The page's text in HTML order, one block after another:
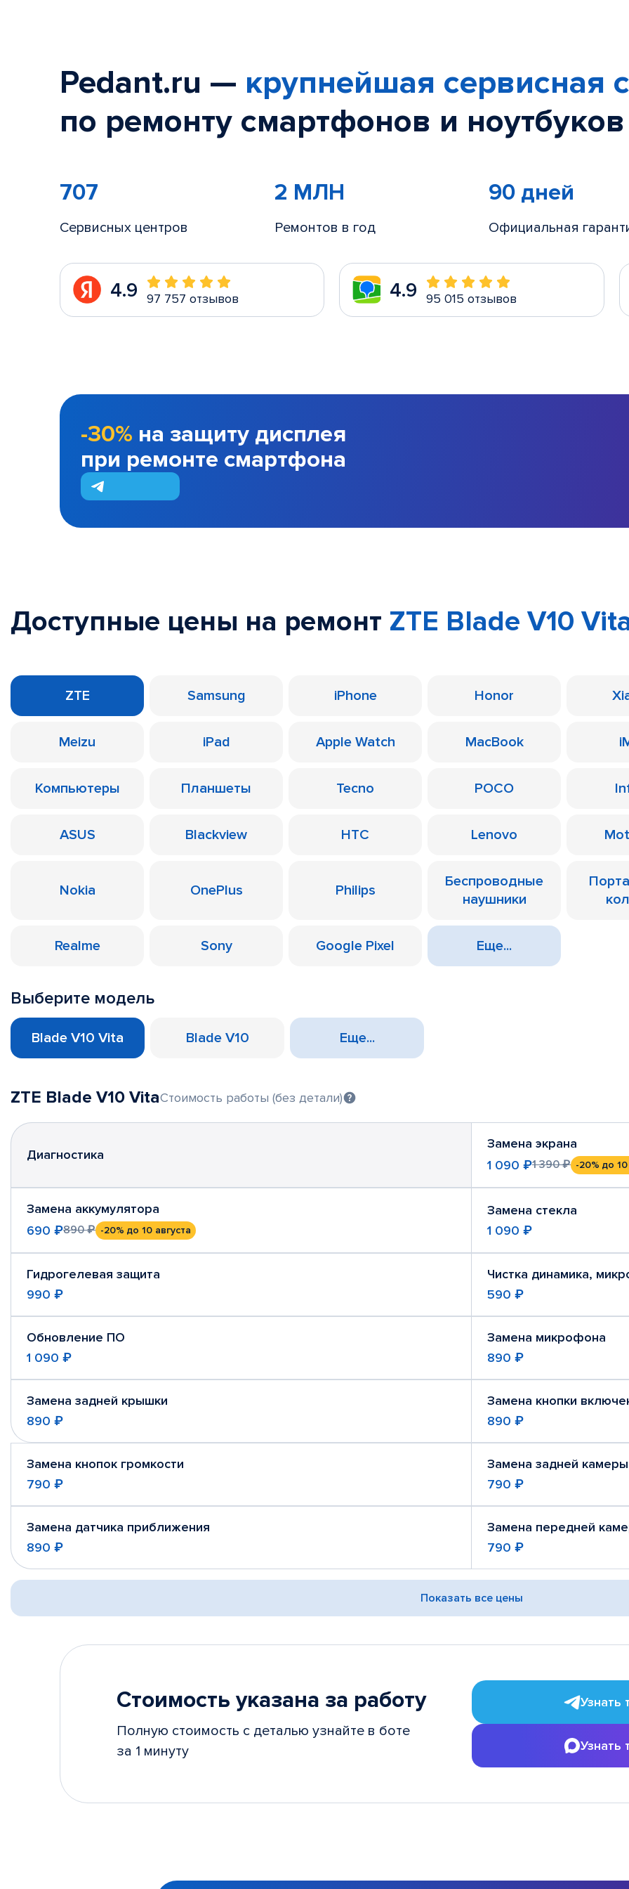
Pedant.ru — крупнейшая сервисная
по ремонту смартфонов и
707
Сервисных центров
2 МЛН
Ремонтов в год
90 дней
Официальная
4.9 97 757 отзывов 4.9 95 015 отзывов
-30% на защиту дисплея
при ремонте смартфона
Доступные цены на ремонт ZTE Blade V10
ZTE Samsung iPhone Honor
Meizu iPad Apple Watch MacBook
Компьютеры Планшеты Tecno POCO
ASUS Blackview HTC Lenovo
Nokia OnePlus Philips
Беспроводные
наушники
Realme Sony Google Pixel Еще...
Выберите модель
Blade V10 Vita Blade V10 Еще...
ZTE Blade V10 VitaСтоимость работы (без детали)
Диагностика
Замена экрана
1 090 ₽1 390 ₽ -20% до 10
Замена аккумулятора
690 ₽890 ₽ -20% до 10 августа
Замена стекла
1 090 ₽
Гидрогелевая защита
990 ₽
Чистка динамика,
590 ₽
Обновление ПО
1 090 ₽
Замена микрофона
890 ₽
Замена задней крышки
890 ₽
Замена кнопки
890 ₽
Замена кнопок громкости
790 ₽
Замена задней камеры
790 ₽
Замена датчика приближения
890 ₽
Замена передней
790 ₽
Показать все цены
Стоимость указана за работу
Полную стоимость с деталью узнайте в боте
за 1 минуту
Узнать
Узнать